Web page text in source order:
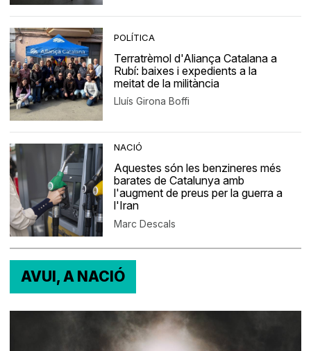
POLÍTICA
Terratrèmol d'Aliança Catalana a
Rubí: baixes i expedients a la
meitat de la militància
Lluís Girona Boffi
NACIÓ
Aquestes són les benzineres més
barates de Catalunya amb
l'augment de preus per la guerra a
l'Iran
Marc Descals
AVUI, A NACIÓ